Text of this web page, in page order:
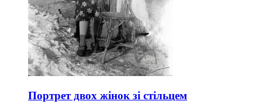
Портрет двох жінок зі стільцем